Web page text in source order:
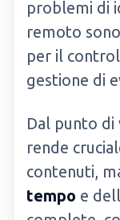
problemi di
remoto
per il
gestione di
Dal punto
rende
contenuti,
tempo e